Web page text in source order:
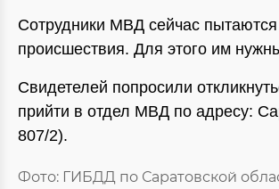
Сотрудники МВД сейчас
происшествия. Для этого им
Свидетелей попросили
прийти в отдел МВД по адресу:
807/2).
Фото: ГИБДД по Саратовской